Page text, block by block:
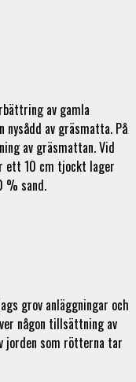
av gamla
av gräsmatta. På
av gräsmattan. Vid
ett 10 cm tjockt lager
% sand.
grov anläggningar och
någon tillsättning av
jorden som rötterna tar